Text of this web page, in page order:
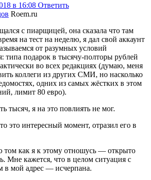
в 16:08 Ответить
Roem.ru
с пиарщицей, она сказала что там
на тест на неделю, я дал свой аккаунт
от разумных условий
типа подарок в тысячу-полторы рублей
во всех редакциях (думаю, меня
коллеги из других СМИ, но насколько
одних из самых жёстких в этом
лимит 80 евро).
тысяч, я на это повлиять не мог.
это интересный момент, отразил его в
том как я к этому отношусь — открыто
Мне кажется, что в целом ситуация с
в мой адрес — исчерпана.